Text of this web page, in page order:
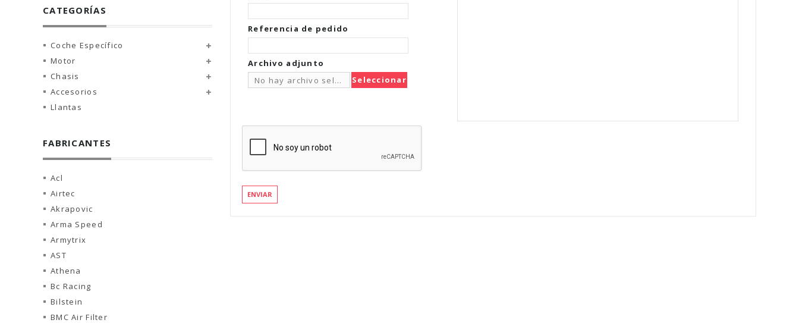
CATEGORÍAS
Coche Específico
Motor
Chasis
Accesorios
Llantas
FABRICANTES
Acl
Airtec
Akrapovic
Arma Speed
Armytrix
AST
Athena
Bc Racing
Bilstein
BMC Air Filter
Referencia de pedido
Archivo adjunto
No hay archivo seleccionadoSeleccionar
ENVIAR